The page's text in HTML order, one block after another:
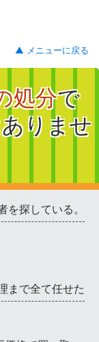
▲ メニューに戻る
処分で
りませ
探している。
まで全て任せた